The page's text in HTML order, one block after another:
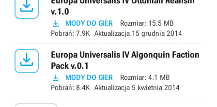

v.1.0
 MODY DO GIER Rozmiar: 15.5 MB
Pobrań: 7.9K Aktualizacja 15 grudnia 2014

Europa Universalis IV Algonquin Faction
Pack v.0.1
 MODY DO GIER Rozmiar: 4.1 MB
Pobrań: 8.4K Aktualizacja 5 kwietnia 2014